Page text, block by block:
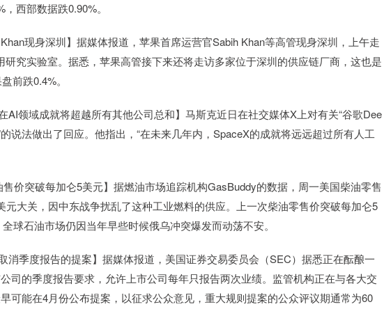
西部数据跌0.90%。
现身深圳】据媒体报道，苹果首席运营官Sabih Khan等高管现身深圳，上午走
研究实验室。据悉，苹果高管接下来还将走访多家位于深圳的供应链厂商，这也是
前跌0.4%。
域成就将超越所有其他公司总和】马斯克近日在社交媒体X上对有关“谷歌Dee
说法做出了回应。他指出，“在未来几年内，SpaceX的成就将远远超过所有人工
突破每加仑5美元】据燃油市场追踪机构GasBuddy的数据，周一美国柴油零售
元大关，因中东战争扰乱了这种工业燃料的供应。上一次柴油零售价突破每加仑5
球石油市场仍因当年早些时候俄乌冲突爆发而动荡不安。
季度报告的提案】据媒体报道，美国证券交易委员会（SEC）据悉正在酝酿一
司的季度报告要求，允许上市公司每年只报告两次业绩。监管机构正在与各大交
可能在4月份公布提案，以征求公众意见，重大规则提案的公众评议期通常为60